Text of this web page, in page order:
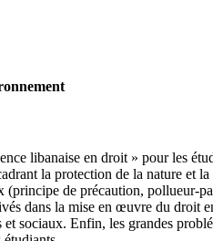
libanaise en droit » pour les
la protection de la nature et
(principe de précaution, pollueur-
dans la mise en œuvre du droit
sociaux. Enfin, les grandes